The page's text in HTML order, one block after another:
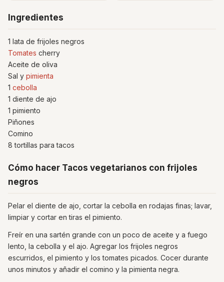
Ingredientes
1 lata de frijoles negros
Tomates cherry
Aceite de oliva
Sal y pimienta
1 cebolla
1 diente de ajo
1 pimiento
Piñones
Comino
8 tortillas para tacos
Cómo hacer Tacos vegetarianos con frijoles
negros
Pelar el diente de ajo, cortar la cebolla en rodajas finas; lavar,
limpiar y cortar en tiras el pimiento.
Freír en una sartén grande con un poco de aceite y a fuego
lento, la cebolla y el ajo. Agregar los frijoles negros
escurridos, el pimiento y los tomates picados. Cocer durante
unos minutos y añadir el comino y la pimienta negra.